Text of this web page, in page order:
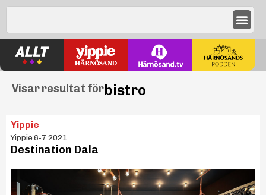
Visar resultat förbistro
Yippie
Yippie 6-7 2021
Destination Dala